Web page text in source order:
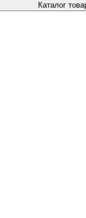
Каталог